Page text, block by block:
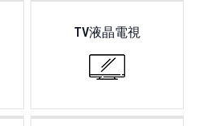
TV液晶電視